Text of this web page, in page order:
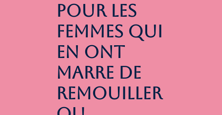
POUR LES
FEMMES QUI
EN ONT
MARRE DE
REMOUILLER